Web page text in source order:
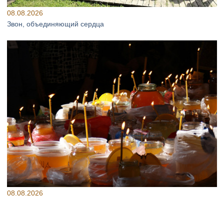
08.08.2026
Звон, объединяющий сердца
08.08.2026